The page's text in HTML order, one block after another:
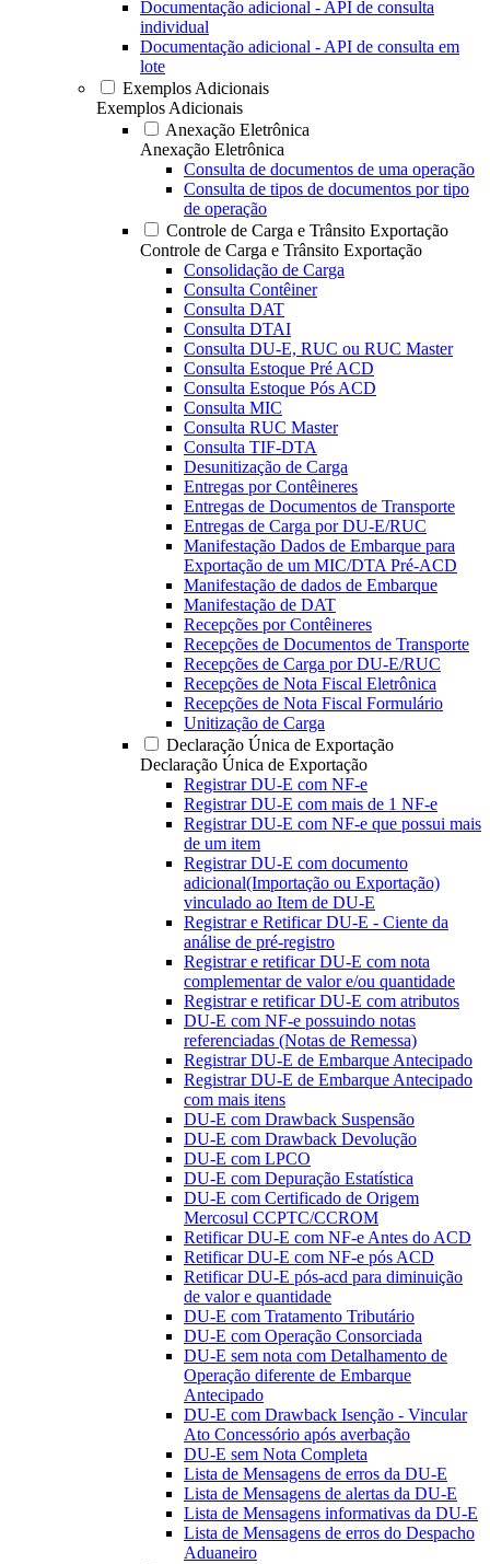
Documentação adicional - API de consulta
individual
Documentação adicional - API de consulta em
lote
Exemplos Adicionais
Exemplos Adicionais
Anexação Eletrônica
Anexação Eletrônica
Consulta de documentos de uma operação
Consulta de tipos de documentos por tipo
de operação
Controle de Carga e Trânsito Exportação
Controle de Carga e Trânsito Exportação
Consolidação de Carga
Consulta Contêiner
Consulta DAT
Consulta DTAI
Consulta DU-E, RUC ou RUC Master
Consulta Estoque Pré ACD
Consulta Estoque Pós ACD
Consulta MIC
Consulta RUC Master
Consulta TIF-DTA
Desunitização de Carga
Entregas por Contêineres
Entregas de Documentos de Transporte
Entregas de Carga por DU-E/RUC
Manifestação Dados de Embarque para
Exportação de um MIC/DTA Pré-ACD
Manifestação de dados de Embarque
Manifestação de DAT
Recepções por Contêineres
Recepções de Documentos de Transporte
Recepções de Carga por DU-E/RUC
Recepções de Nota Fiscal Eletrônica
Recepções de Nota Fiscal Formulário
Unitização de Carga
Declaração Única de Exportação
Declaração Única de Exportação
Registrar DU-E com NF-e
Registrar DU-E com mais de 1 NF-e
Registrar DU-E com NF-e que possui mais
de um item
Registrar DU-E com documento
adicional(Importação ou Exportação)
vinculado ao Item de DU-E
Registrar e Retificar DU-E - Ciente da
análise de pré-registro
Registrar e retificar DU-E com nota
complementar de valor e/ou quantidade
Registrar e retificar DU-E com atributos
DU-E com NF-e possuindo notas
referenciadas (Notas de Remessa)
Registrar DU-E de Embarque Antecipado
Registrar DU-E de Embarque Antecipado
com mais itens
DU-E com Drawback Suspensão
DU-E com Drawback Devolução
DU-E com LPCO
DU-E com Depuração Estatística
DU-E com Certificado de Origem
Mercosul CCPTC/CCROM
Retificar DU-E com NF-e Antes do ACD
Retificar DU-E com NF-e pós ACD
Retificar DU-E pós-acd para diminuição
de valor e quantidade
DU-E com Tratamento Tributário
DU-E com Operação Consorciada
DU-E sem nota com Detalhamento de
Operação diferente de Embarque
Antecipado
DU-E com Drawback Isenção - Vincular
Ato Concessório após averbação
DU-E sem Nota Completa
Lista de Mensagens de erros da DU-E
Lista de Mensagens de alertas da DU-E
Lista de Mensagens informativas da DU-E
Lista de Mensagens de erros do Despacho
Aduaneiro